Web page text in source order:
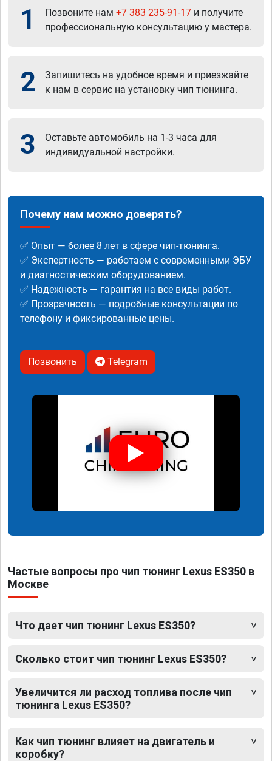
1 Позвоните нам +7 383 235-91-17 и получите
профессиональную консультацию у мастера.
2
Запишитесь на удобное время и приезжайте
к нам в сервис на установку чип тюнинга.
3
Оставьте автомобиль на 1-3 часа для
индивидуальной настройки.
Почему нам можно доверять?
✅ Опыт — более 8 лет в сфере чип-тюнинга.
✅ Экспертность — работаем с современными ЭБУ
и диагностическим оборудованием.
✅ Надежность — гарантия на все виды работ.
✅ Прозрачность — подробные консультации по
телефону и фиксированные цены.
Позвонить Telegram
Частые вопросы про чип тюнинг Lexus ES350 в
Москве
Что дает чип тюнинг Lexus ES350?
Сколько стоит чип тюнинг Lexus ES350?
Увеличится ли расход топлива после чип
тюнинга Lexus ES350?
Как чип тюнинг влияет на двигатель и
коробку?